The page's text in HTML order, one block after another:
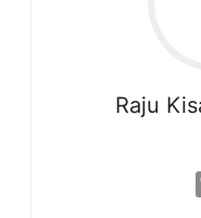
Raju